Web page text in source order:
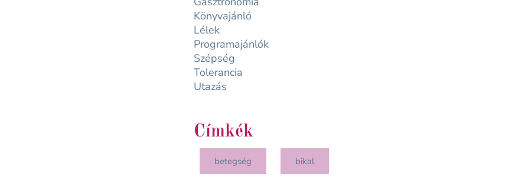
Könyvajánló
Lélek
Programajánlók
Szépség
Tolerancia
Utazás
Címkék
betegség bikal